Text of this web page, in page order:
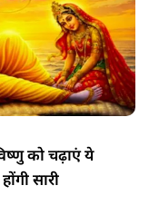
को चढ़ाएं ये
सारी